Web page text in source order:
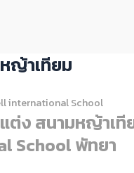
ญ้าเทียม
ง สนามหญ้าเที
School พัทยา